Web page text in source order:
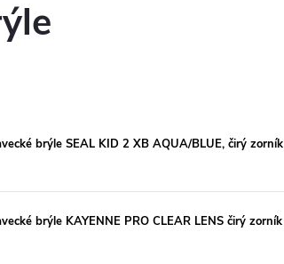
brýle SEAL KID 2 XB AQUA/BLUE, čirý zorník
brýle KAYENNE PRO CLEAR LENS čirý zorník